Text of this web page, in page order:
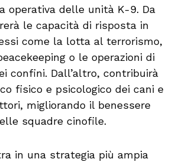
operativa delle unità K-9. Da
le capacità di risposta in
come la lotta al terrorismo,
o le operazioni di
confini. Dall’altro, contribuirà
fisico e psicologico dei cani e
migliorando il benessere
squadre cinofile.
in una strategia più ampia